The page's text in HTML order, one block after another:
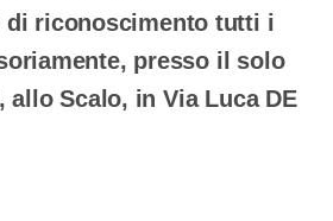
di riconoscimento tutti i
presso il solo
Scalo, in Via Luca DE